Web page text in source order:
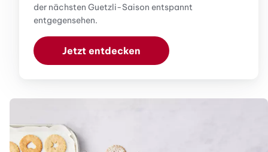
der nächsten Guetzli-Saison entspannt
entgegensehen.
Jetzt entdecken